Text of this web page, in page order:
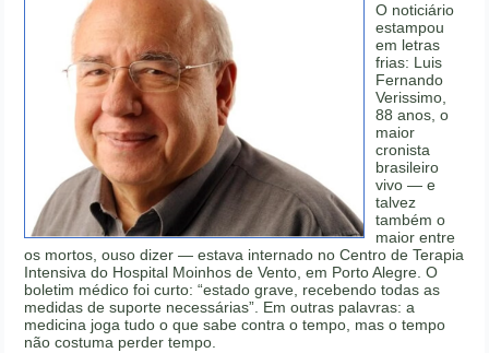
O noticiário
estampou
em letras
frias: Luis
Fernando
Verissimo,
88 anos, o
maior
cronista
brasileiro
vivo — e
talvez
também o
maior entre
os mortos, ouso dizer — estava internado no Centro de Terapia
Intensiva do Hospital Moinhos de Vento, em Porto Alegre. O
boletim médico foi curto: “estado grave, recebendo todas as
medidas de suporte necessárias”. Em outras palavras: a
medicina joga tudo o que sabe contra o tempo, mas o tempo
não costuma perder tempo.